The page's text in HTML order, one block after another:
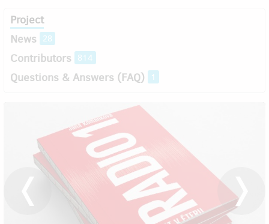
Project
News
28
Contributors 814
Questions & Answers (FAQ) 1